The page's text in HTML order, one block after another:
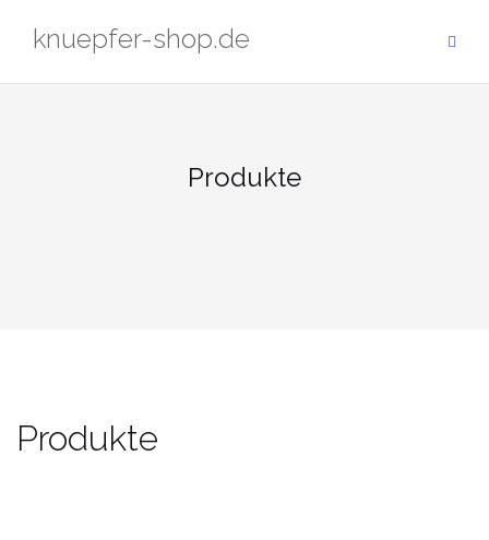
Inhaltknuepfer-shop.de
Produkte
Produkte